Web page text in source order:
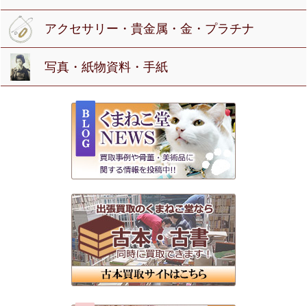
アクセサリー・貴金属・金・プラチナ
写真・紙物資料・手紙